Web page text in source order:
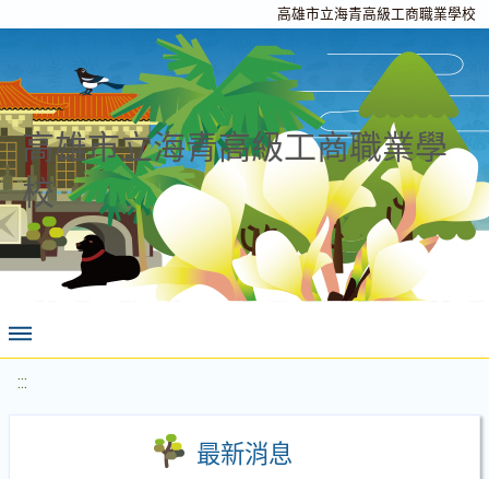
高雄市立海青高級工商職業學校
高雄市立海青高級工商職業學
校
:::
最新消息